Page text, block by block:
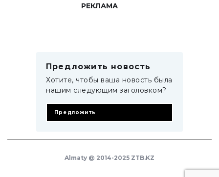
РЕКЛАМА
Предложить новость
Хотите, чтобы ваша новость была
нашим следующим заголовком?
Предложить
Almaty @ 2014-2025 ZTB.KZ